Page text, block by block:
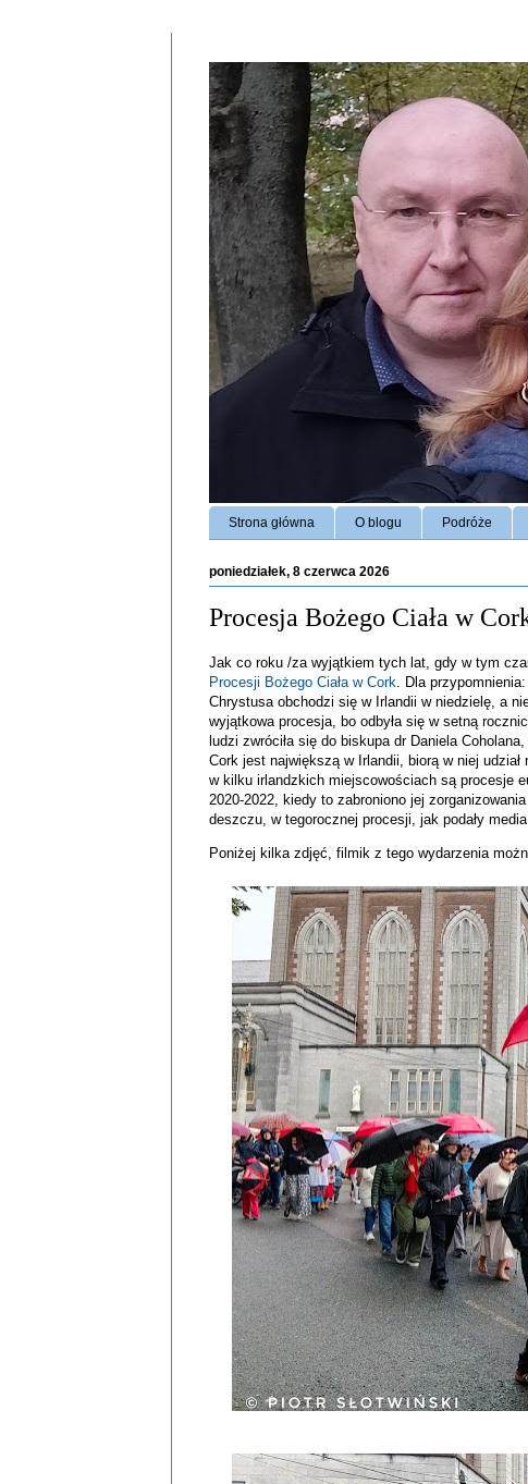
Strona główna O blogu Podróże
poniedziałek, 8 czerwca 2026
Procesja Bożego Ciała w
Jak co roku /za wyjątkiem tych lat, gdy w tym
Procesji Bożego Ciała w Cork. Dla
Chrystusa obchodzi się w Irlandii w niedzielę, a
wyjątkowa procesja, bo odbyła się w setną
ludzi zwróciła się do biskupa dr Daniela
Cork jest największą w Irlandii, biorą w niej
w kilku irlandzkich miejscowościach są procesje
2020-2022, kiedy to zabroniono jej
deszczu, w tegorocznej procesji, jak podały
Poniżej kilka zdjęć, filmik z tego wydarzenia